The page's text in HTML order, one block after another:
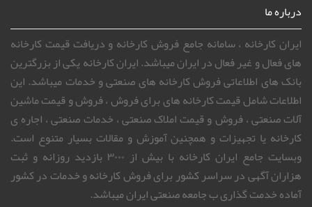
درباره ما
ایران کارخانه ، سامانه جامع فروش کارخانه و دریافت قیمت کارخانه
های فعال و غیر فعال در ایران میباشد. ایران کارخانه یکی از بزرگترین
بانک های اطلاعاتی فروش کارخانه های صنعتی و خدمات میباشد. این
اطلاعات شامل قیمت کارخانه های برای فروش ، فروش و قیمت ماشین
آلات صنعتی ، فروش و قیمت املاک صنعتی ، خدمات صنعتی ، اجاره ی
کارخانه یا تجهیزات و همچنین آموزش و مقالات بسیار متنوع است.
وبسایت جامع ایران کارخانه با بیش از ۳۰۰۰ بازدید روزانه و ثبت
هزاران آگهی در سراسر کشور برای فروش کارخانه و خدمات در کشور
آماده خدمت گذاری ب جامعه صنعتی ایران میباشد.